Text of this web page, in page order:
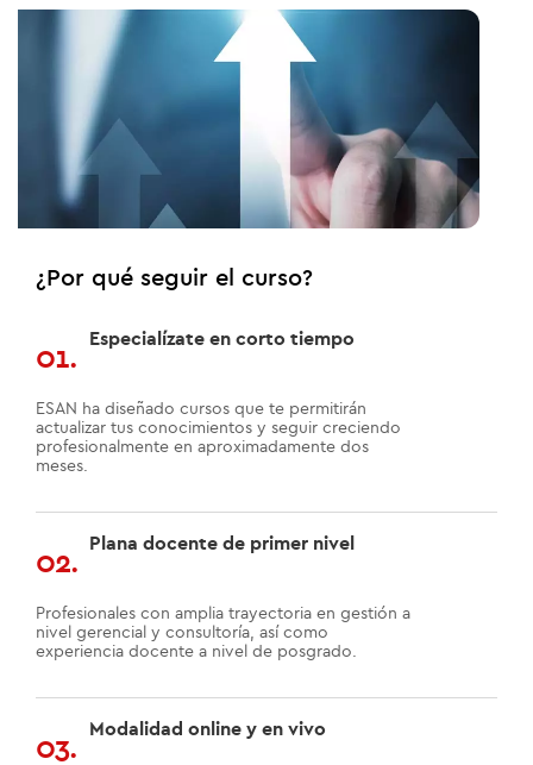
¿Por qué seguir el curso?
01.
Especialízate en corto tiempo
ESAN ha diseñado cursos que te permitirán
actualizar tus conocimientos y seguir creciendo
profesionalmente en aproximadamente dos
meses.
02.
Plana docente de primer nivel
Profesionales con amplia trayectoria en gestión a
nivel gerencial y consultoría, así como
experiencia docente a nivel de posgrado.
03.
Modalidad online y en vivo